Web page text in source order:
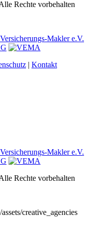
Rechte vorbehalten
| Kontakt
Rechte vorbehalten
creative_agencies